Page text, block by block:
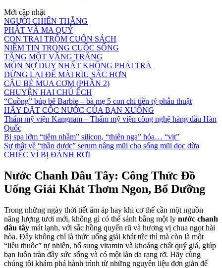
Mới cập nhật
NGƯỜI CHIẾN THẮNG
PHẬT VÀ MA QUỶ
CON TRAI TRỘM CUỐN SÁCH
NIỀM TIN TRONG CUỘC SỐNG
TẶNG MỘT VẦNG TRĂNG
MÓN NỢ DUY NHẤT KHÔNG PHẢI TRẢ
DỪNG LẠI ĐỂ MÀI RÌU SẮC HƠN
CẬU BÉ MUA CƠM (PHẦN 2)
CHUYỆN HAI CHÚ ẾCH
“Cuồng” búp bê Barbie – bà mẹ 5 con chi tiền tỷ phẫu thuật
HÃY ĐẶT CỐC NƯỚC CỦA BẠN XUỐNG
Thẩm mỹ viện Kangnam – Thẩm mỹ viện công nghệ hàng đầu Hàn
Quốc
Bị spa lởm “tiêm nhầm” silicon, “thiên nga” hóa… “vịt”
Sự thật về “thần dược” serum nâng mũi cho sống mũi dọc dừa
CHIẾC VÍ BỊ ĐÁNH RƠI
Nước Chanh Dâu Tây: Công Thức Đồ
Uống Giải Khát Thơm Ngon, Bổ Dưỡng
Trong những ngày thời tiết ấm áp hay khi cơ thể cần một nguồn
năng lượng tươi mới, không gì có thể sánh bằng một ly nước chanh
dâu tây mát lạnh, với sắc hồng quyến rũ và hương vị chua ngọt hài
hòa. Đây không chỉ là thức uống giải khát tức thì mà còn là một
“liều thuốc” tự nhiên, bổ sung vitamin và khoáng chất quý giá, giúp
bạn luôn tràn đầy sức sống và có một làn da rạng rỡ. Hãy cùng
chúng tôi khám phá hành trình từ những nguyên liệu đơn giản để